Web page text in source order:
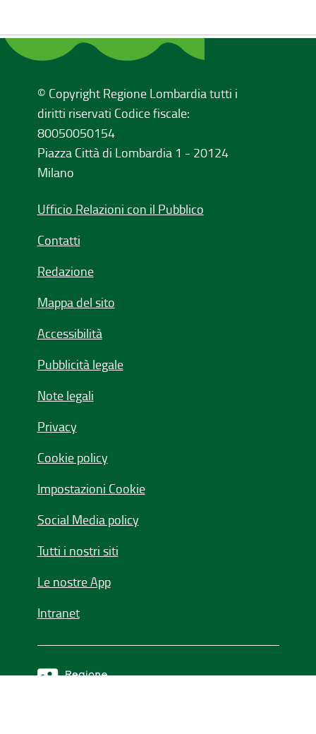
© Copyright Regione Lombardia tutti i
diritti riservati Codice fiscale:
80050050154
Piazza Città di Lombardia 1 - 20124
Milano
Ufficio Relazioni con il Pubblico
Contatti
Redazione
Mappa del sito
Accessibilità
Pubblicità legale
Note legali
Privacy
Cookie policy
Impostazioni Cookie
Social Media policy
Tutti i nostri siti
Le nostre App
Intranet